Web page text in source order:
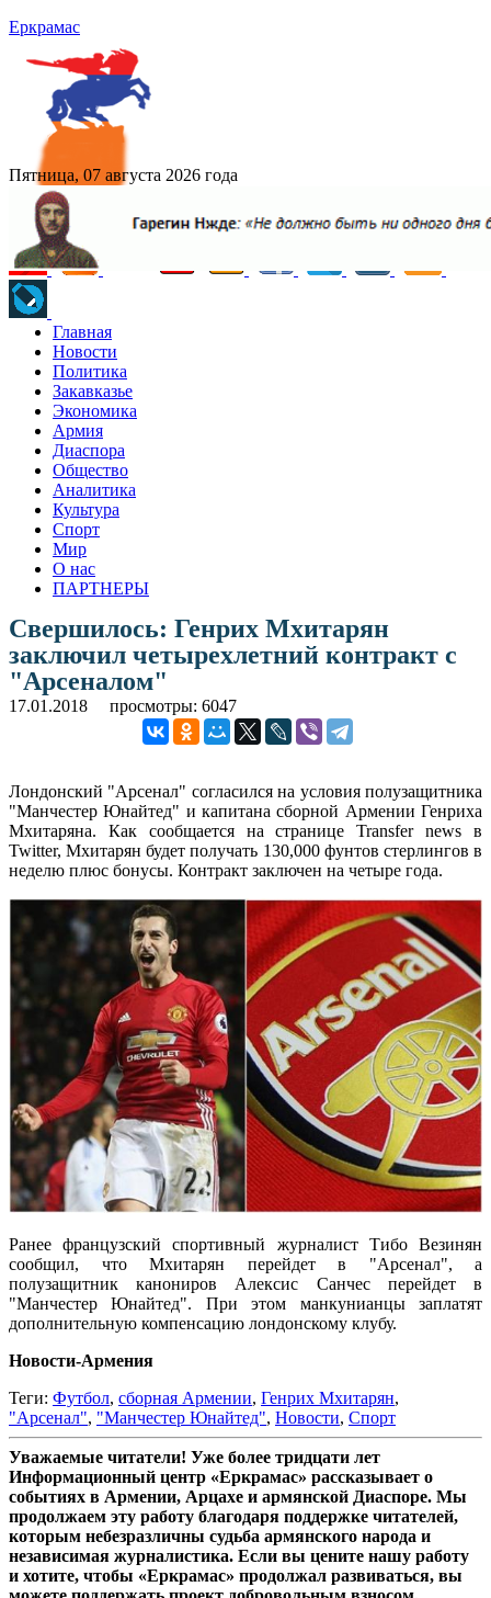
Еркрамас
Пятница, 07 августа 2026 года
Главная
Новости
Политика
Закавказье
Экономика
Армия
Диаспора
Общество
Аналитика
Культура
Спорт
Мир
О нас
ПАРТНЕРЫ
Свершилось: Генрих Мхитарян
заключил четырехлетний контракт с
"Арсеналом"
17.01.2018 просмотры: 6047
Лондонский "Арсенал" согласился на условия полузащитника
"Манчестер Юнайтед" и капитана сборной Армении Генриха
Мхитаряна. Как сообщается на странице Transfer news в
Twitter, Мхитарян будет получать 130,000 фунтов стерлингов в
неделю плюс бонусы. Контракт заключен на четыре года.
Ранее французский спортивный журналист Тибо Везинян
сообщил, что Мхитарян перейдет в "Арсенал", а
полузащитник канониров Алексис Санчес перейдет в
"Манчестер Юнайтед". При этом манкунианцы заплатят
дополнительную компенсацию лондонскому клубу.
Новости-Армения
Теги: Футбол, сборная Армении, Генрих Мхитарян,
"Арсенал", "Манчестер Юнайтед", Новости, Спорт
Уважаемые читатели! Уже более тридцати лет
Информационный центр «Еркрамас» рассказывает о
событиях в Армении, Арцахе и армянской Диаспоре. Мы
продолжаем эту работу благодаря поддержке читателей,
которым небезразличны судьба армянского народа и
независимая журналистика. Если вы цените нашу работу
и хотите, чтобы «Еркрамас» продолжал развиваться, вы